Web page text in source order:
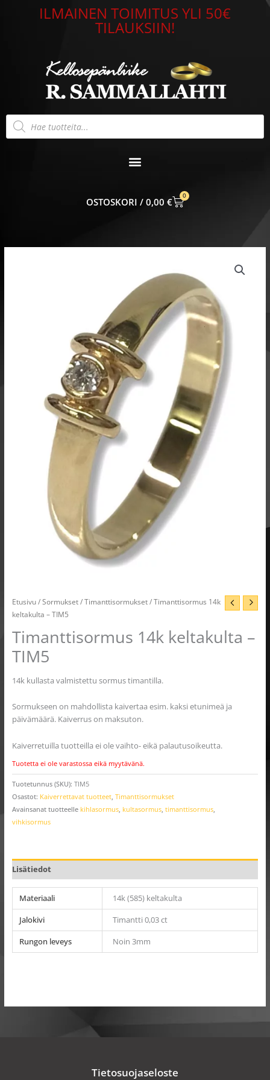
ILMAINEN TOIMITUS YLI 50€
TILAUKSIIN!
Products
search
0,00 €
0
CART
Etusivu/Sormukset/Timanttisormukset/ Timanttisormus 14k
keltakulta – TIM5
Timanttisormus 14k keltakulta –
TIM5
14k kullasta valmistettu sormus timantilla.
Sormukseen on mahdollista kaivertaa esim. kaksi etunimeä ja
päivämäärä. Kaiverrus on maksuton.
Kaiverretuilla tuotteilla ei ole vaihto- eikä palautusoikeutta.
Tuotetta ei ole varastossa eikä myytävänä.
Tuotetunnus (SKU): TIM5
Osastot: Kaiverrettavat tuotteet, Timanttisormukset
Avainsanat tuotteelle kihlasormus, kultasormus, timanttisormus,
vihkisormus
Lisätiedot
Materiaali
14k (585) keltakulta
Jalokivi
Timantti 0,03 ct
Rungon leveys
Noin 3mm
Tietosuojaseloste